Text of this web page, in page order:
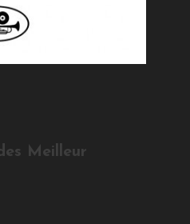
Meilleur